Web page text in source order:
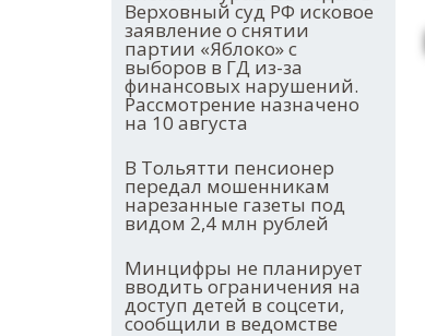
Верховный суд РФ исковое
заявление о снятии
партии «Яблоко» с
выборов в ГД из-за
финансовых нарушений.
Рассмотрение назначено
на 10 августа
В Тольятти пенсионер
передал мошенникам
нарезанные газеты под
видом 2,4 млн рублей
Минцифры не планирует
вводить ограничения на
доступ детей в соцсети,
сообщили в ведомстве